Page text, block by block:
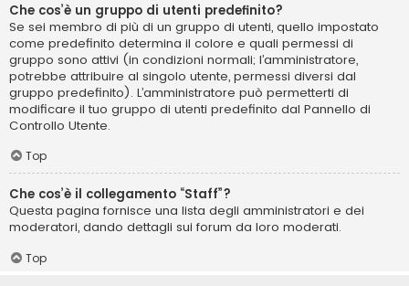
Che cos’è un gruppo di utenti predefinito?
Se sei membro di più di un gruppo di utenti, quello impostato
come predefinito determina il colore e quali permessi di
gruppo sono attivi (in condizioni normali; l’amministratore,
potrebbe attribuire al singolo utente, permessi diversi dal
gruppo predefinito). L’amministratore può permetterti di
modificare il tuo gruppo di utenti predefinito dal Pannello di
Controllo Utente.
Top
Che cos’è il collegamento “Staff”?
Questa pagina fornisce una lista degli amministratori e dei
moderatori, dando dettagli sui forum da loro moderati.
Top